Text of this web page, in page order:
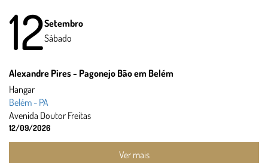
12Setembro
Sábado
Alexandre Pires - Pagonejo Bão em Belém
Hangar
Belém - PA
Avenida Doutor Freitas
12/09/2026
Ver mais